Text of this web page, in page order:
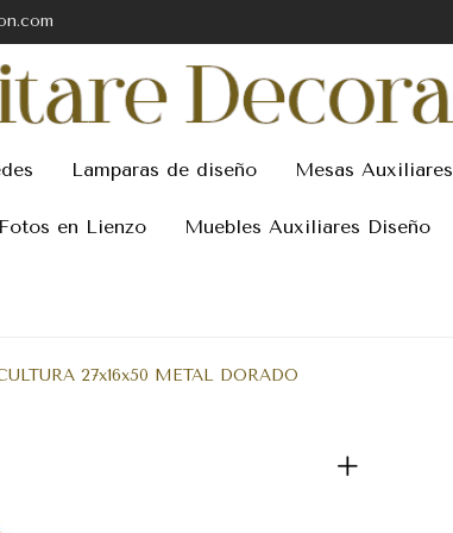
Lamparas de diseño Mesas Auxiliares
Fotos en Lienzo Muebles Auxiliares Diseño
27x16x50 METAL DORADO